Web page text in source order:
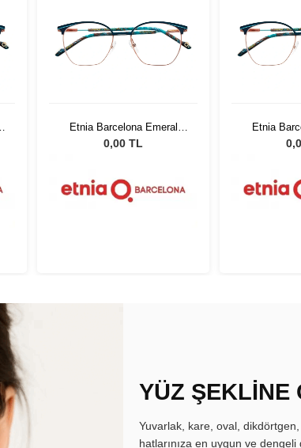
Etnia Barcelona Emeral
BLTQ 52
0,00 TL
Etnia
YÜZ ŞEKLİNE
Yuvarlak, kare, oval,
hatlarınıza en uygun ve